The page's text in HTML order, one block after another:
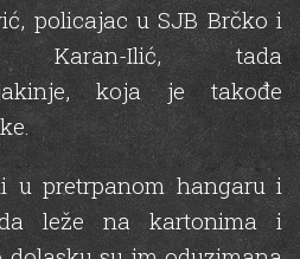
policajac u SJB Brčko i
Ilić, tada
koja je takođe
u pretrpanom hangaru i
leže na kartonima i